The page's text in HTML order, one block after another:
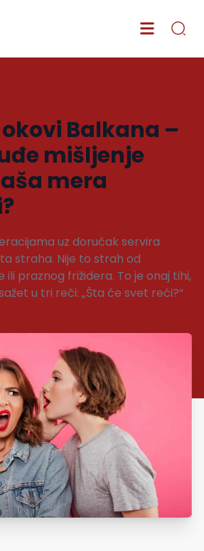
Balkana –
mišljenje
mera
uz doručak servira
straha. Nije to strah od
ili praznog frižidera. To je onaj tihi,
u tri reči: „Šta će svet reći?“